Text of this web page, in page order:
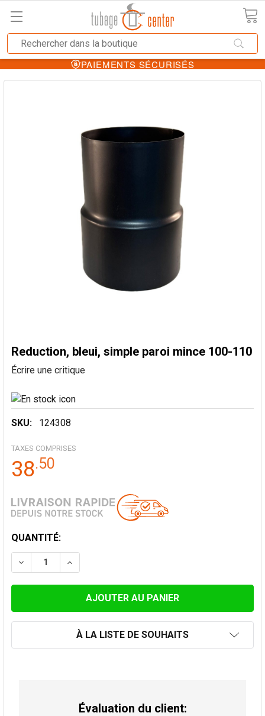
PAIEMENTS SÉCURISÉS
Reduction, bleui, simple paroi mince 100-110
Écrire une critique
SKU: 124308
TAXES COMPRISES
38.50
STOCK
ACTUEL:
QUANTITÉ:
DIMINUER LA QUANTITÉ DE REDUCTION, BLEUI,
AUGMENTER LA QUANTITÉ DE
À LA LISTE DE SOUHAITS
Évaluation du client: